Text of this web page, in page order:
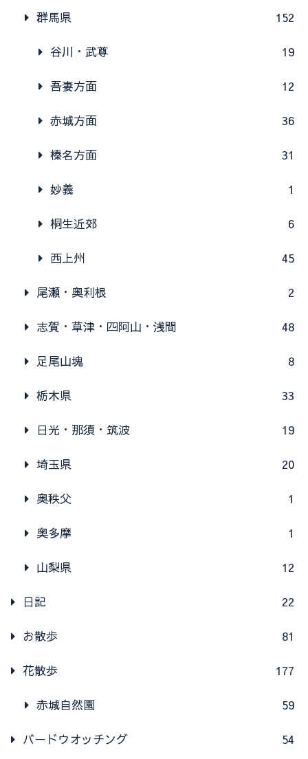
群馬県 152
谷川・武尊 19
吾妻方面 12
赤城方面 36
榛名方面 31
妙義 1
桐生近郊 6
西上州 45
尾瀬・奥利根 2
志賀・草津・四阿山・浅間 48
足尾山塊 8
栃木県 33
日光・那須・筑波 19
埼玉県 20
奥秩父 1
奥多摩 1
山梨県 12
日記 22
お散歩 81
花散歩 177
赤城自然園 59
バードウオッチング 54